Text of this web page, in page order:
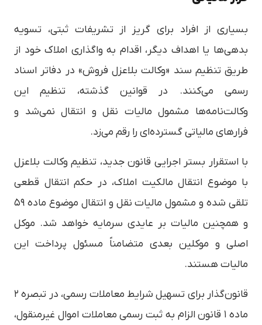
بسیاری از افراد برای گریز از تشریفات ثبتی، تسویه
بدهی‌ها یا اهداف دیگر، اقدام به واگذاری املاک خود از
طریق تنظیم سند «وکالت بلاعزل فروش» در دفاتر اسناد
رسمی می‌کنند. در قوانین گذشته، تنظیم این
وکالت‌نامه‌ها مشمول مالیات نقل و انتقال نمی‌شد و
فرارهای مالیاتی گسترده‌ای را رقم می‌زد.
با استقرار بستر اجرایی قانون جدید، تنظیم وکالت بلاعزل
با موضوع انتقال مالکیت املاک، در حکم انتقال قطعی
تلقی شده و مشمول مالیات نقل و انتقال موضوع ماده ۵۹
و همچنین مالیات بر عایدی سرمایه خواهد شد. موکل
اصلی و موکلین بعدی متضامناً مسئول پرداخت این
مالیات هستند.
قانون‌گذار برای تسهیل شرایط معاملات رسمی، در تبصره ۲
ماده ۱ قانون الزام به ثبت رسمی معاملات اموال غیرمنقول،